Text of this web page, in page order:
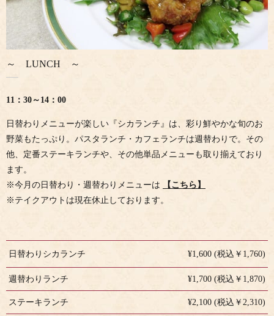
～ LUNCH ～
11：30～14：00
日替わりメニューが楽しい『シカランチ』は、彩り鮮やかな旬のお
野菜もたっぷり。パスタランチ・カフェランチは週替わりで。その
他、定番ステーキランチや、その他単品メニューも取り揃えており
ます。
※今月の日替わり・週替わりメニューは
【こちら】
※テイクアウトは現在休止しております。
日替わりシカランチ ¥1,600 (税込￥1,760)
週替わりランチ ¥1,700 (税込￥1,870)
ステーキランチ ¥2,100 (税込￥2,310)